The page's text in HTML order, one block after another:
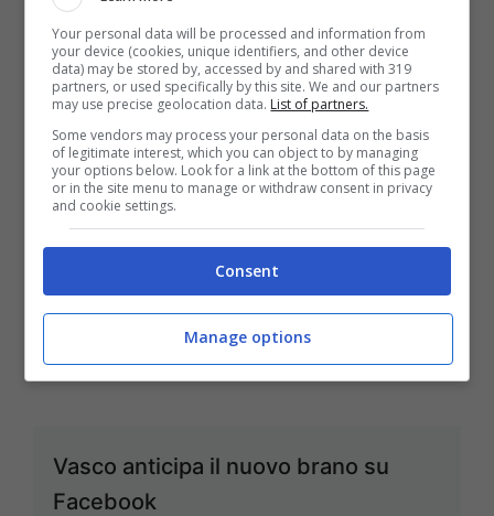
Alessandra Amoroso presenta il
nuovo album Amore Puro
Ott 2, 2013
Nove nuvole, sette cieli e due cuori
Vasco anticipa il nuovo brano su
Facebook
Your personal data will be processed and information from
your device (cookies, unique identifiers, and other device
data) may be stored by, accessed by and shared with 319
partners, or used specifically by this site. We and our partners
may use precise geolocation data. List of partners.
Some vendors may process your personal data on the basis
of legitimate interest, which you can object to by managing
your options below. Look for a link at the bottom of this page
or in the site menu to manage or withdraw consent in privacy
and cookie settings.
Consent
Manage options